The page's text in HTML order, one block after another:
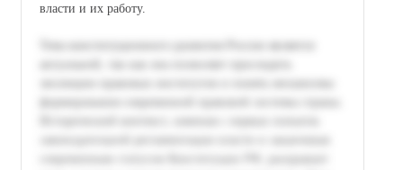
власти и их работу.